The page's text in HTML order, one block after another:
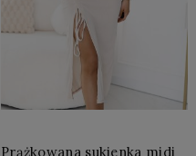
Prążkowana sukienka midi